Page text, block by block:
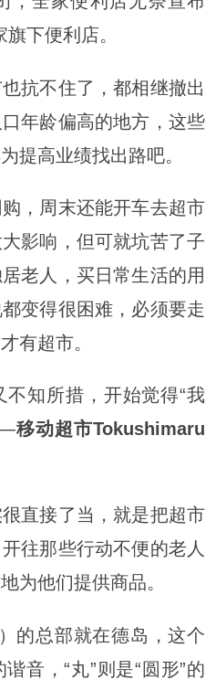
下便利店。
抗不住了，都相继撤出
年龄偏高的地方，这些
提高业绩找出路吧。
，周末还能开车去超市
影响，但可就坑苦了子
老人，买日常生活的用
变得很困难，必须要走
有超市。
知所措，开始觉得“我
移动超市Tokushimaru
直接了当，就是把超市
往那些行动不便的老人
为他们提供商品。
的总部就在德岛，这个
音，“丸”则是“圆形”的